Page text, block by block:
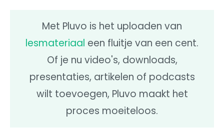
Met Pluvo is het uploaden van
lesmateriaal een fluitje van een cent.
Of je nu video's, downloads,
presentaties, artikelen of podcasts
wilt toevoegen, Pluvo maakt het
proces moeiteloos.